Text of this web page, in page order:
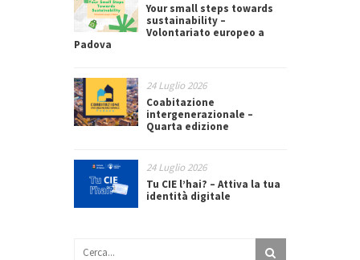
Your small steps towards
sustainability –
Volontariato europeo a
Padova
24 Luglio 2026
Coabitazione
intergenerazionale –
Quarta edizione
24 Luglio 2026
Tu CIE l’hai? – Attiva la tua
identità digitale